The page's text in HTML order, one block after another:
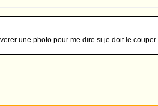
une photo pour me dire si je doit le couper.